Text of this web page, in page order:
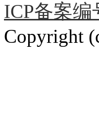
ICP备案编
Copyright